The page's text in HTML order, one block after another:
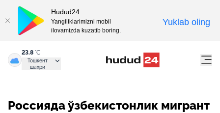
23.8 °C
Тошкент
шаҳри
Россияда ўзбекистонлик мигрант
Hudud24
Yangiliklarimizni mobil
ilovamizda kuzatib boring.
Yuklab oling